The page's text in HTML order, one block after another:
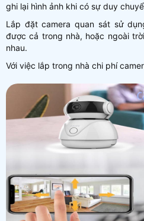
ghi lại hình ảnh khi có sự duy
Lắp đặt camera quan sát sử
được cả trong nhà, hoặc ngoài
nhau.
Với việc lắp trong nhà chi phí